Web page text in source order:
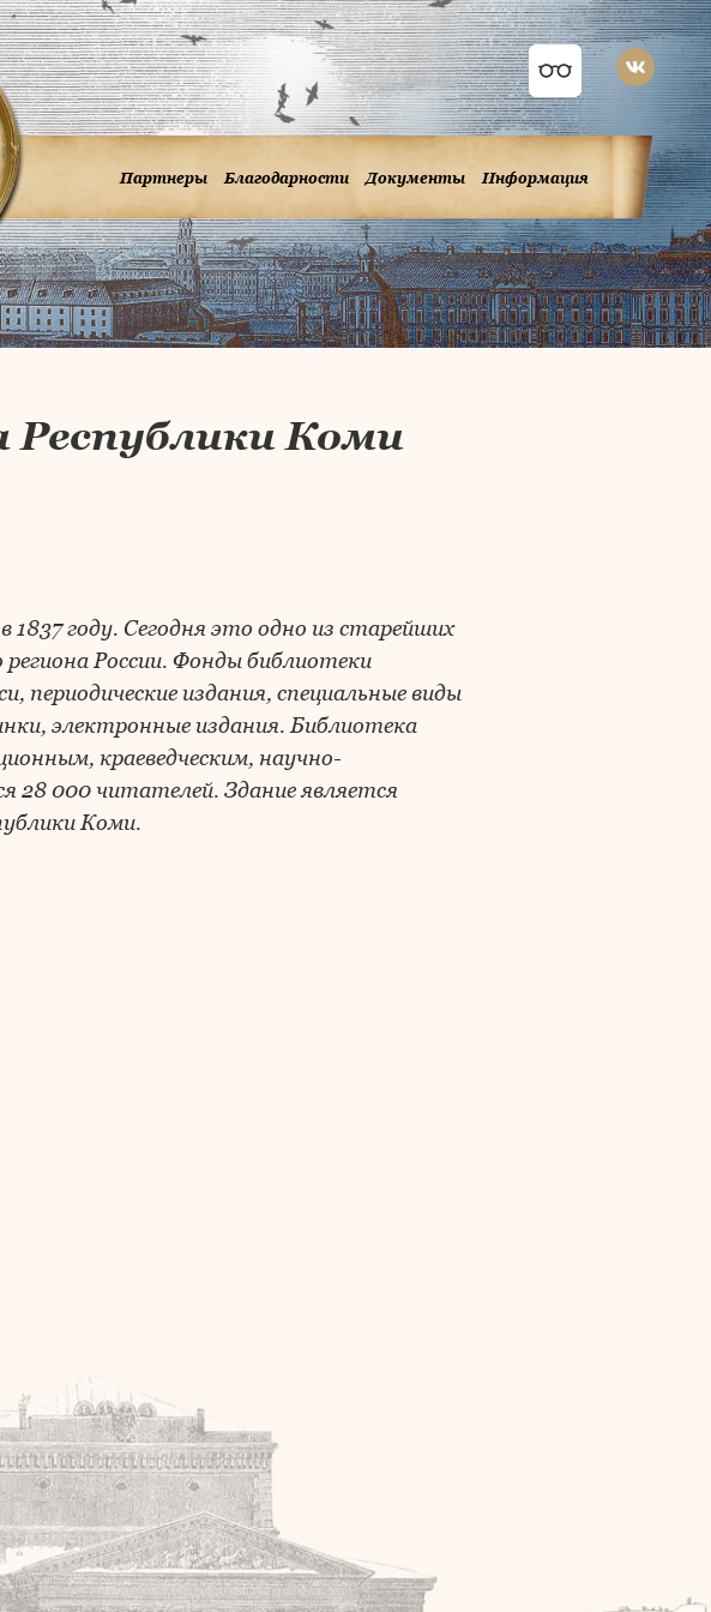
Партнеры Благодарности Документы Информация
Республики Коми
году. Сегодня это одно из старейших
России. Фонды библиотеки
периодические издания, специальные виды
электронные издания. Библиотека
краеведческим, научно-
28 000 читателей. Здание является
Коми.